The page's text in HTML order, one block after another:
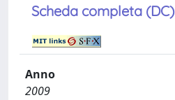
Scheda completa (DC)
Anno
2009